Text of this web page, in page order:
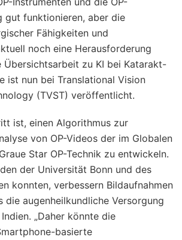
gut funktionieren, aber die
Fähigkeiten und
noch eine Herausforderung
Übersichtsarbeit zu KI bei Katarakt-
ist nun bei Translational Vision
(TVST) veröffentlicht.
ist, einen Algorithmus zur
von OP-Videos der im Globalen
Star OP-Technik zu entwickeln.
der Universität Bonn und des
konnten, verbessern Bildaufnahmen
die augenheilkundliche Versorgung
„Daher könnte die
basierte